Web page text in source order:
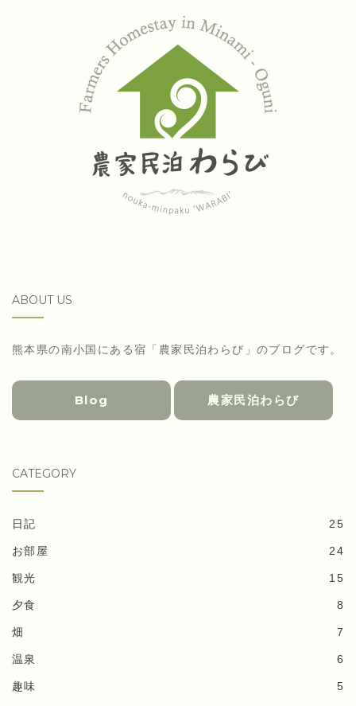
ABOUT US
熊本県の南小国にある宿「農家民泊わらび」のブログです。
Blog 農家民泊わらび
CATEGORY
日記 25
お部屋 24
観光 15
夕食 8
畑 7
温泉 6
趣味 5